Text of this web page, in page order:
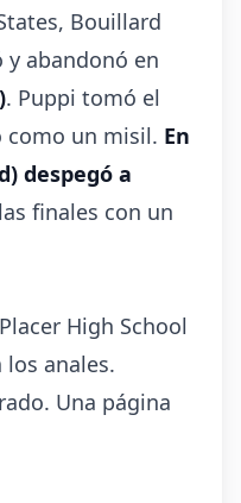
Bouillard
y abandonó en
. Puppi tomó el
como un misil. En
despegó a
finales con un
High School
anales.
Una página